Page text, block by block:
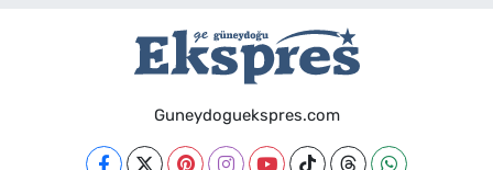
Guneydoguekspres.com